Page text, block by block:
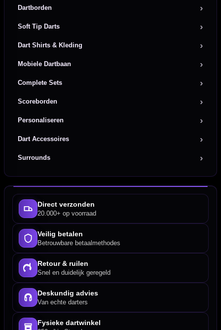
Dartborden
Soft Tip Darts
Dart Shirts & Kleding
Mobiele Dartbaan
Complete Sets
Scoreborden
Personaliseren
Dart Accessoires
Surrounds
Direct verzonden
20.000+ op voorraad
Veilig betalen
Betrouwbare betaalmethodes
Retour & ruilen
Snel en duidelijk geregeld
Deskundig advies
Van echte darters
Fysieke dartwinkel